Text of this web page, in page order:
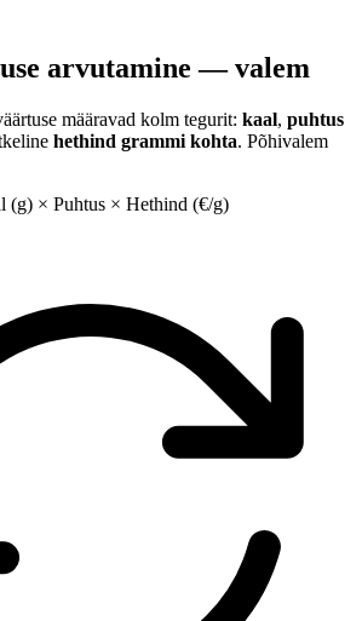
arvutamine — valem
määravad kolm tegurit: kaal, puhtus
hethind grammi kohta. Põhivalem
(g) × Puhtus × Hethind (€/g)